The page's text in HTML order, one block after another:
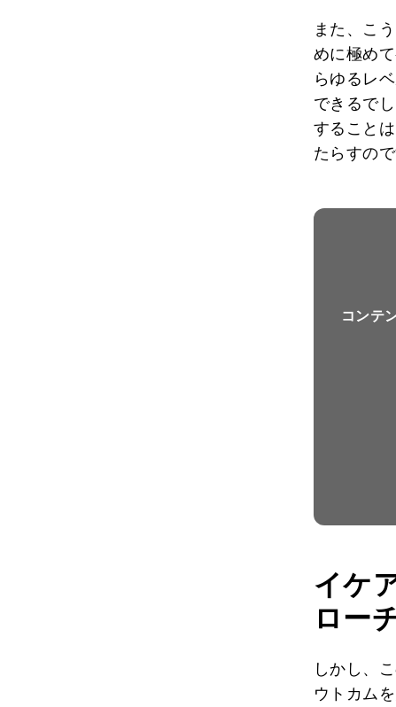
また、こ
めに極め
らゆるレ
できるで
すること
たらすので
コンテ
イケ
ロー
しかし、
ウトカム